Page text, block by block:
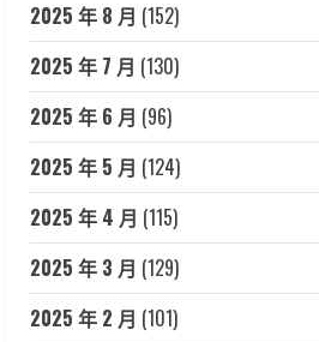
2025 年 8 月 (152)
2025 年 7 月 (130)
2025 年 6 月 (96)
2025 年 5 月 (124)
2025 年 4 月 (115)
2025 年 3 月 (129)
2025 年 2 月 (101)